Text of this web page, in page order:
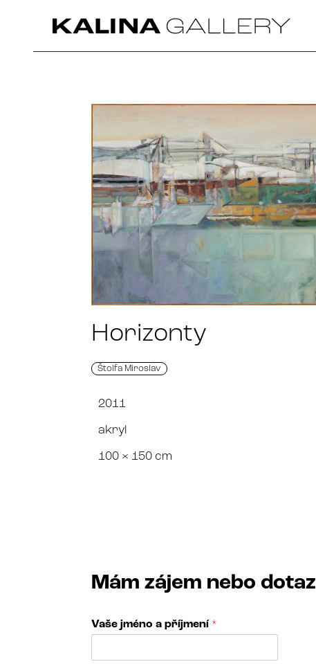
Horizonty
Štolfa Miroslav
2011
akryl
100 × 150 cm
Mám zájem nebo dotaz
Vaše jméno a příjmení *